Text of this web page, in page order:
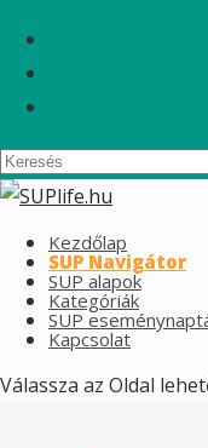
Kezdőlap
SUP Navigátor
SUP alapok
Kategóriák
SUP
Kapcsolat
Válassza az Oldal